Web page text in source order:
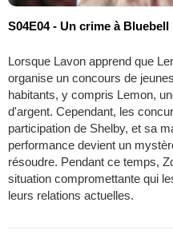
S04E04 - Un crime à Bluebell
Lorsque Lavon apprend que
organise un concours de
habitants, y compris Lemon,
d'argent. Cependant, les
participation de Shelby, et sa
performance devient un
résoudre. Pendant ce temps,
situation compromettante qui
leurs relations actuelles.